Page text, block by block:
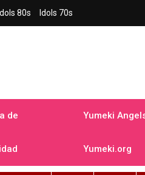
Idols 80s Idols 70s
de Yumeki
Yumeki.org